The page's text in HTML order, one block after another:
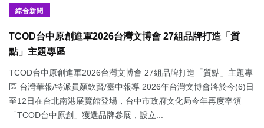
綜合新聞
TCOD台中原創進軍2026台灣文博會 27組品牌打造「質
點」主題專區
TCOD台中原創進軍2026台灣文博會 27組品牌打造「質點」主題專
區 台灣華報/特派員顏欽賢/臺中報導 2026年台灣文博會將於今(6)日
至12日在台北南港展覽館登場，台中市政府文化局今年再度率領
「TCOD台中原創」獲選品牌參展，設立...